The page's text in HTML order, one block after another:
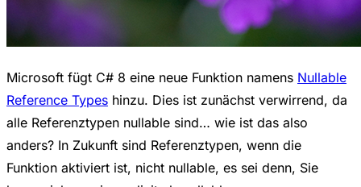
Microsoft fügt C# 8 eine neue Funktion namens Nullable
Reference Types hinzu. Dies ist zunächst verwirrend, da
alle Referenztypen nullable sind… wie ist das also
anders? In Zukunft sind Referenztypen, wenn die
Funktion aktiviert ist, nicht nullable, es sei denn, Sie